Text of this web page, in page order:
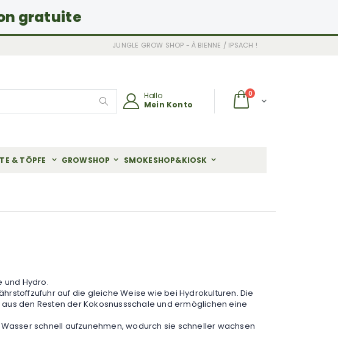
gratuite
JUNGLE GROW SHOP - À BIENNE / IPSACH !
Wagen
0Artikel
Hallo
Mein Konto
& TÖPFE GROWSHOP SMOKESHOP&KIOSK
und Hydro.
auf die gleiche Weise wie bei Hydrokulturen. Die
den Resten der Kokosnussschale und ermöglichen eine
schnell aufzunehmen, wodurch sie schneller wachsen